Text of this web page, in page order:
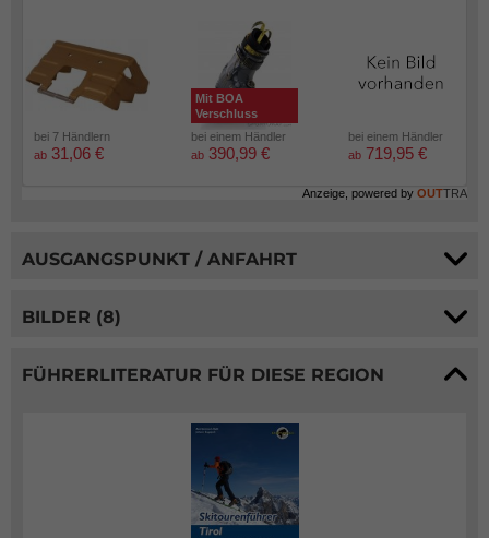
bei 7 Händlern
ab 31,06 €
Mit BOA
Verschluss
bei einem Händler
ab 390,99 €
bei einem Händler
ab 719,95 €
Anzeige, powered by OUTTRA
AUSGANGSPUNKT / ANFAHRT
BILDER (8)
FÜHRERLITERATUR FÜR DIESE REGION